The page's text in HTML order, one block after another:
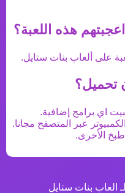
هذه اللعبة؟
على ألعاب بنات ستايل.
تحميل؟
اي برامج إضافية.
عبر المتصفح مجانا.
طبخ الأخرى.
العاب بنات ستايل